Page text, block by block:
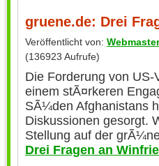
gruene.de: Drei
Veröffentlicht von: Webmaster
(136923 Aufrufe)
Die Forderung von
einem stÃ¤rkeren
SÃ¼den Afghanistans
Diskussionen gesorgt.
Stellung auf der
Drei Fragen an